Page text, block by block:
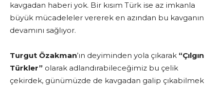
kavgadan haberi yok. Bir kısım Türk ise az imkanla
büyük mücadeleler vererek en azından bu kavganın
devamını sağlıyor.
Turgut Özakman’ın deyiminden yola çıkarak “Çılgın
Türkler” olarak adlandırabileceğimiz bu çelik
çekirdek, günümüzde de kavgadan galip çıkabilmek